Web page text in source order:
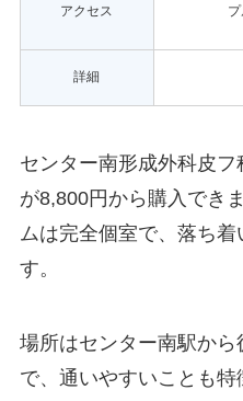
アクセス
詳細
センター南形成外科皮
が8,800円から購入でき
ムは完全個室で、落ち着
す。
場所はセンター南駅か
で、通いやすいことも特